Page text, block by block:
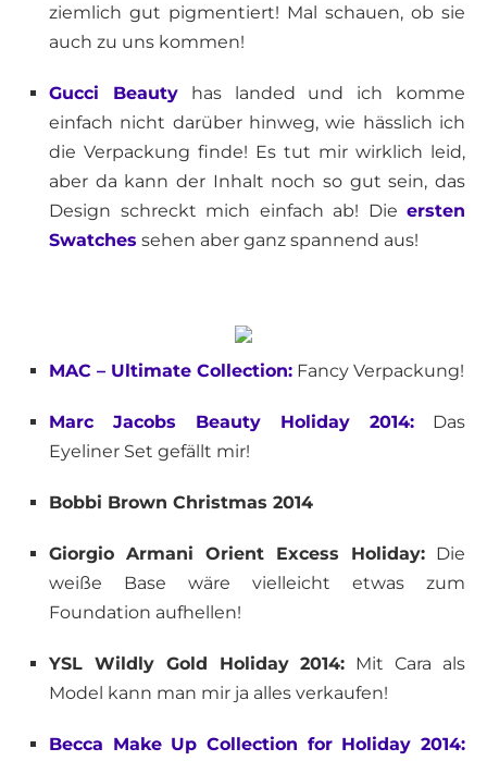
ziemlich gut pigmentiert! Mal schauen, ob sie
auch zu uns kommen!
Gucci Beautyhas landed und ich komme
einfach nicht darüber hinweg, wie hässlich ich
die Verpackung finde! Es tut mir wirklich leid,
aber da kann der Inhalt noch so gut sein, das
Design schreckt mich einfach ab! Die ersten
Swatches sehen aber ganz spannend aus!
MAC – Ultimate Collection: Fancy Verpackung!
Marc Jacobs Beauty Holiday 2014: Das
Eyeliner Set gefällt mir!
Bobbi Brown Christmas 2014
Giorgio Armani Orient Excess Holiday: Die
weiße Base wäre vielleicht etwas zum
Foundation aufhellen!
YSL Wildly Gold Holiday 2014: Mit Cara als
Model kann man mir ja alles verkaufen!
Becca Make Up Collection for Holiday 2014: